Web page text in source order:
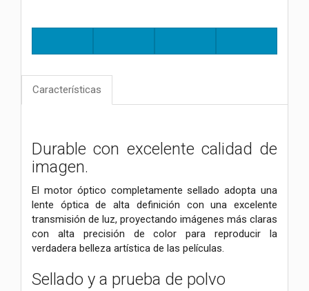
Características
Durable con excelente calidad de
imagen.
El motor óptico completamente sellado adopta una
lente óptica de alta definición con una excelente
transmisión de luz, proyectando imágenes más claras
con alta precisión de color para reproducir la
verdadera belleza artística de las películas.
Sellado y a prueba de polvo